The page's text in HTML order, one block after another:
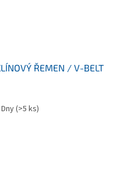
ŘEMEN / V-BELT
(>5 ks)